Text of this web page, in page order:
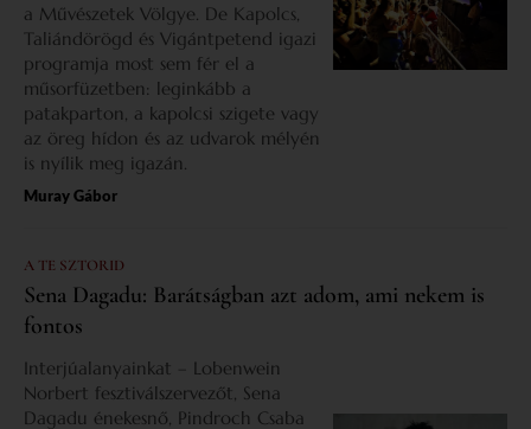
a Művészetek Völgye. De Kapolcs,
Taliándörögd és Vigántpetend igazi
programja most sem fér el a
műsorfüzetben: leginkább a
patakparton, a kapolcsi szigete vagy
az öreg hídon és az udvarok mélyén
is nyílik meg igazán.
Muray Gábor
A TE SZTORID
Sena Dagadu: Barátságban azt adom, ami nekem is
fontos
Interjúalanyainkat – Lobenwein
Norbert fesztiválszervezőt, Sena
Dagadu énekesnő, Pindroch Csaba